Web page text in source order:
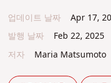
업데이트 날짜
Apr 17,
발행 날짜
Feb 22, 2025
저자
Maria Matsumoto